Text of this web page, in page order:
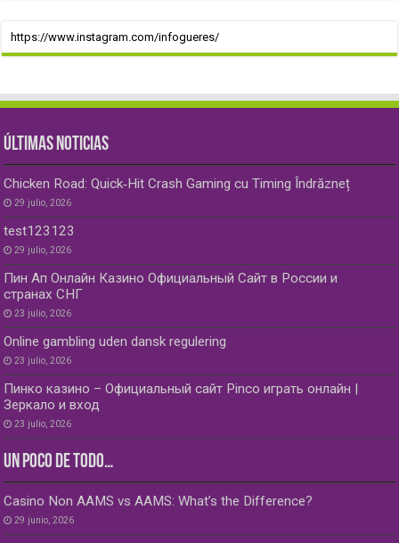
https://www.instagram.com/infogueres/
ÚLTIMAS NOTICIAS
Chicken Road: Quick‑Hit Crash Gaming cu Timing Îndrăzneț
29 julio, 2026
test123123
29 julio, 2026
Пин Ап Онлайн Казино Официальный Сайт в России и
странах СНГ
23 julio, 2026
Online gambling uden dansk regulering
23 julio, 2026
Пинко казино – Официальный сайт Pinco играть онлайн |
Зеркало и вход
23 julio, 2026
UN POCO DE TODO…
Casino Non AAMS vs AAMS: What’s the Difference?
29 junio, 2026